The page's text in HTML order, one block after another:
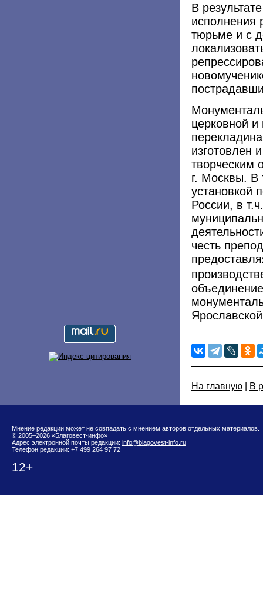
В
исполнения
тюрьме и с
церковной
изготовлен
г. Москвы. В
установкой
России, в
честь
На главную | В
Мнение редакции может не совпадать с мнением авторов отдельных материалов.
© 2005–2026 «Благовест-инфо»
Адрес электронной почты редакции: info@blagovest-info.ru
Телефон редакции: +7 499 264 97 72
12+